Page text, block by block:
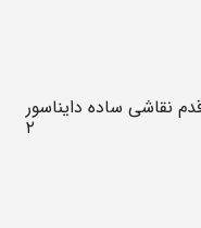
نقاشی ساده دایناسور
۲